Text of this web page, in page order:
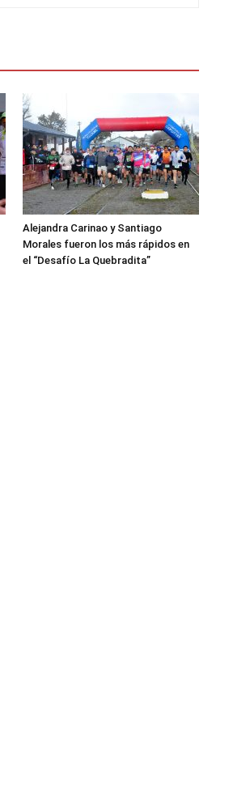
Alejandra Carinao y Santiago
Morales fueron los más rápidos en
el “Desafío La Quebradita”